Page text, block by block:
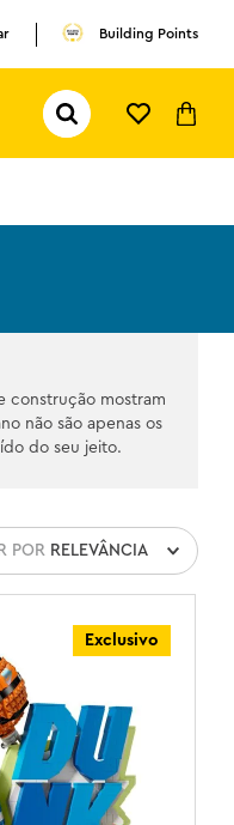
Building Points
Pesquisar...
construção mostram
não são apenas os
do seu jeito.
POR RELEVÂNCIA
Exclusivo